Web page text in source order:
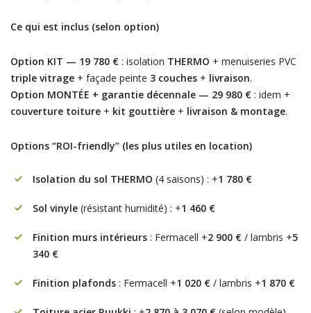
Ce qui est inclus (selon option)
Option KIT — 19 780 €: isolation THERMO + menuiseries PVC
triple vitrage+ façade peinte 3 couches+ livraison.
Option MONTÉE + garantie décennale — 29 980 €: idem +
couverture toiture+ kit gouttière+ livraison & montage.
Options “ROI-friendly” (les plus utiles en location)
Isolation du sol THERMO (4 saisons) : +1 780 €
Sol vinyle(résistant humidité) : +1 460 €
Finition murs intérieurs: Fermacell +2 900 €/ lambris +5
340 €
Finition plafonds: Fermacell +1 020 €/ lambris +1 870 €